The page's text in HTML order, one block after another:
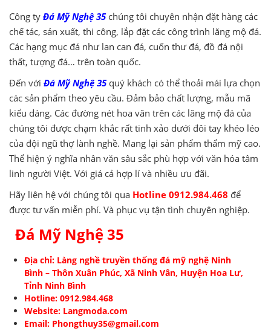
Công ty Đá Mỹ Nghệ 35chúng tôi chuyên nhận đặt hàng các
chế tác, sản xuất, thi công, lắp đặt các công trình lăng mộ đá.
Các hạng mục đá như lan can đá, cuốn thư đá, đồ đá nội
thất, tượng đá… trên toàn quốc.
Đến với Đá Mỹ Nghệ 35 quý khách có thể thoải mái lựa chọn
các sản phẩm theo yêu cầu. Đảm bảo chất lượng, mẫu mã
kiểu dáng. Các đường nét hoa văn trên các lăng mộ đá của
chúng tôi được chạm khắc rất tinh xảo dưới đôi tay khéo léo
của đội ngũ thợ lành nghề. Mang lại sản phẩm thẩm mỹ cao.
Thể hiện ý nghĩa nhân văn sâu sắc phù hợp với văn hóa tâm
linh người Việt. Với giá cả hợp lí và nhiều ưu đãi.
Hãy liên hệ với chúng tôi qua Hotline 0912.984.468 để
được tư vấn miễn phí. Và phục vụ tận tình chuyên nghiệp.
Đá Mỹ Nghệ 35
Địa chỉ: Làng nghề truyền thống đá mỹ nghệ Ninh
Bình – Thôn Xuân Phúc, Xã Ninh Vân, Huyện Hoa Lư,
Tỉnh Ninh Bình
Hotline: 0912.984.468
Website: Langmoda.com
Email: Phongthuy35@gmail.com